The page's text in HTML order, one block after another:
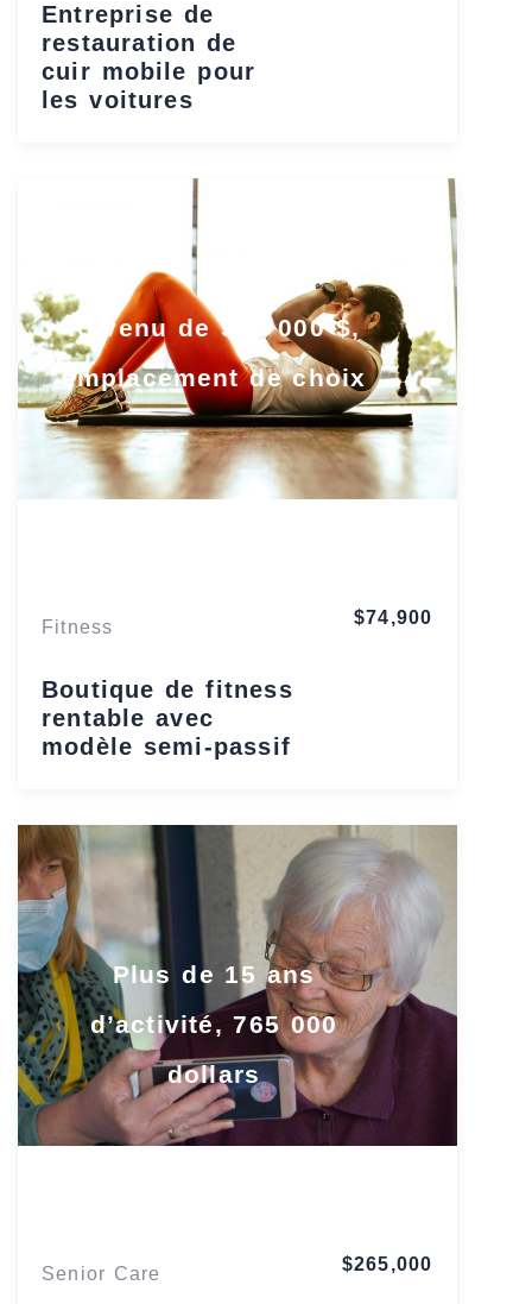
Entreprise de
restauration de
cuir mobile pour
les voitures
Revenu de 548 000 $,
emplacement de choix
Fitness
Boutique de fitness
rentable avec
modèle semi-passif
$74,900
Plus de 15 ans
d’activité, 765 000
dollars
Senior Care $265,000